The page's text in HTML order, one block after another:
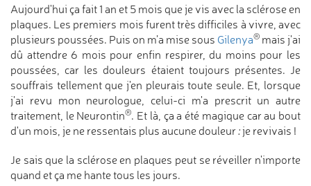
Aujourd'hui ça fait 1 an et 5 mois que je vis avec la sclérose en
plaques. Les premiers mois furent très difficiles à vivre, avec
plusieurs poussées. Puis on m’a mise sous Gilenya® mais j'ai
dû attendre 6 mois pour enfin respirer, du moins pour les
poussées, car les douleurs étaient toujours présentes. Je
souffrais tellement que j'en pleurais toute seule. Et, lorsque
j'ai revu mon neurologue, celui-ci m'a prescrit un autre
traitement, le Neurontin®. Et là, ça a été magique car au bout
d'un mois, je ne ressentais plus aucune douleur :je revivais !
Je sais que la sclérose en plaques peut se réveiller n'importe
quand et ça me hante tous les jours.